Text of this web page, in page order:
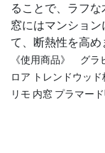
ることで、ラフな
窓にはマンショ
て、断熱性を高め
《使用商品》 グラ
ロア トレンドウッ
リモ 内窓 プラマード